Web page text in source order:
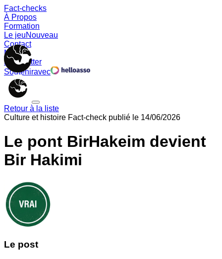
Fact-checks
À Propos
Formation
Le jeuNouveau
Contact
Memes
Newsletter
Souteniravec
Retour à la liste
Culture et histoire Fact-check publié le 14/06/2026
Le pont BirHakeim devient
Bir Hakimi
Le post